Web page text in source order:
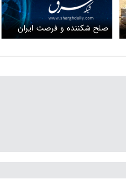
صلح شکننده و فرصت ایران